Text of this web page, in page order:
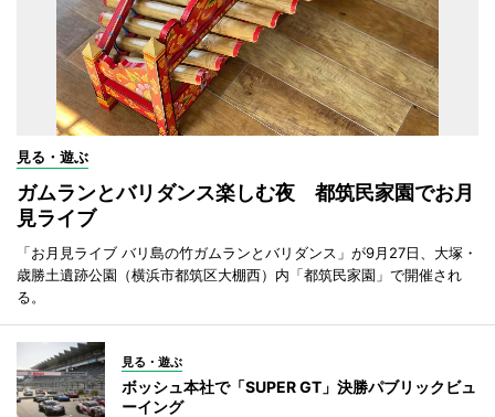
見る・遊ぶ
ガムランとバリダンス楽しむ夜 都筑民家園でお月
見ライブ
「お月見ライブ バリ島の竹ガムランとバリダンス」が9月27日、大塚・
歳勝土遺跡公園（横浜市都筑区大棚西）内「都筑民家園」で開催され
る。
見る・遊ぶ
ボッシュ本社で「SUPER GT」決勝パブリックビュ
ーイング